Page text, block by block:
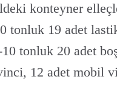
konteyner
tonluk 19 adet
tonluk 20 adet
12 adet mobil